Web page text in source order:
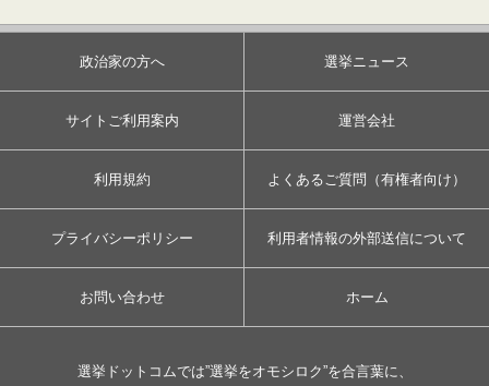
政治家の方へ 選挙ニュース
サイトご利用案内 運営会社
利用規約 よくあるご質問（有権者向け）
プライバシーポリシー 利用者情報の外部送信について
お問い合わせ ホーム
選挙ドットコムでは”選挙をオモシロク”を合言葉に、